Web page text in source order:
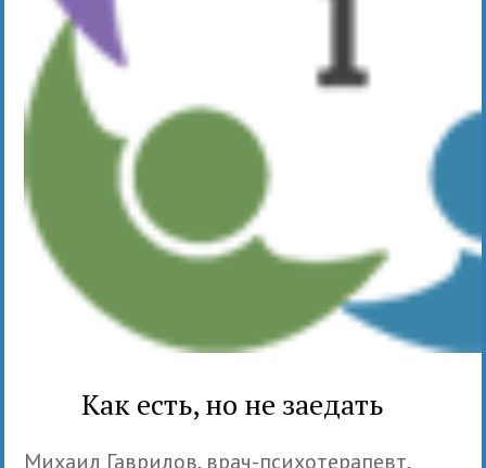
Как есть, но не заедать
Михаил Гаврилов, врач-психотерапевт,